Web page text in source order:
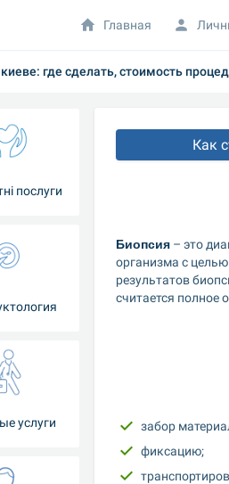
где сделать, стоимость
послуги
услуги
Как
Биопсия – это
организма с
результатов
считается полное
забор
фиксацию;
Главная